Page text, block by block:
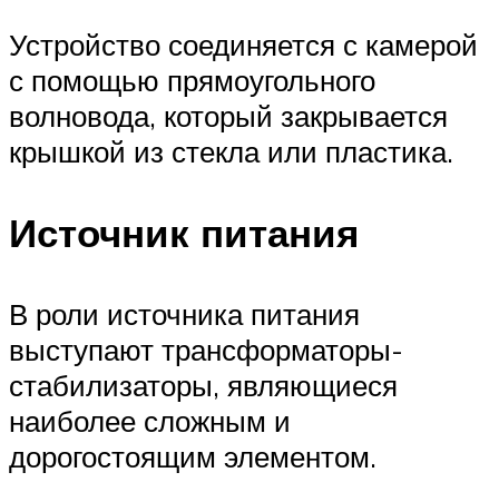
Устройство соединяется с камерой
с помощью прямоугольного
волновода, который закрывается
крышкой из стекла или пластика.
Источник питания
В роли источника питания
выступают трансформаторы-
стабилизаторы, являющиеся
наиболее сложным и
дорогостоящим элементом.